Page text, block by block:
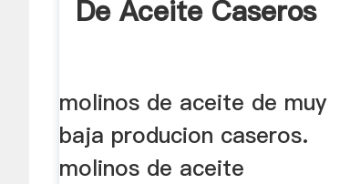
De Aceite Caseros
molinos de aceite de muy
baja producion caseros.
molinos de aceite